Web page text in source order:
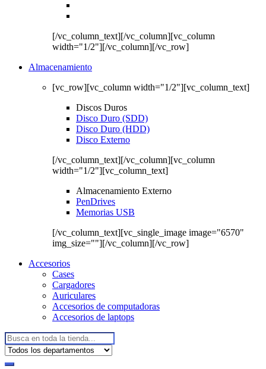
[/vc_column_text][/vc_column][vc_column
width="1/2"][/vc_column][/vc_row]
Almacenamiento
[vc_row][vc_column width="1/2"][vc_column_text]
Discos Duros
Disco Duro (SDD)
Disco Duro (HDD)
Disco Externo
[/vc_column_text][/vc_column][vc_column
width="1/2"][vc_column_text]
Almacenamiento Externo
PenDrives
Memorias USB
[/vc_column_text][vc_single_image image="6570"
img_size=""][/vc_column][/vc_row]
Accesorios
Cases
Cargadores
Auriculares
Accesorios de computadoras
Accesorios de laptops
Buscar: